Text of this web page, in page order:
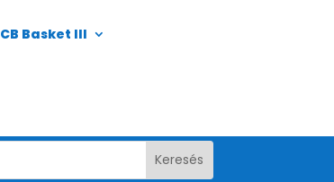
CB Basket III